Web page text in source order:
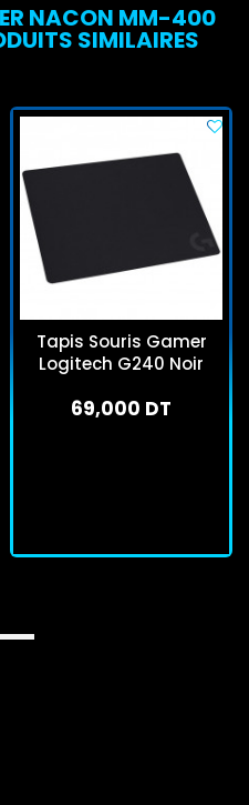
NACON MM-400
SIMILAIRES
Tapis Souris Gamer
Logitech G240 Noir
69,000 DT